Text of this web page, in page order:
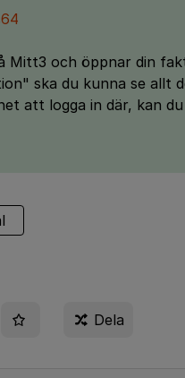
Mitt3 och öppnar din
ska du kunna se allt
att logga in där, kan
Dela